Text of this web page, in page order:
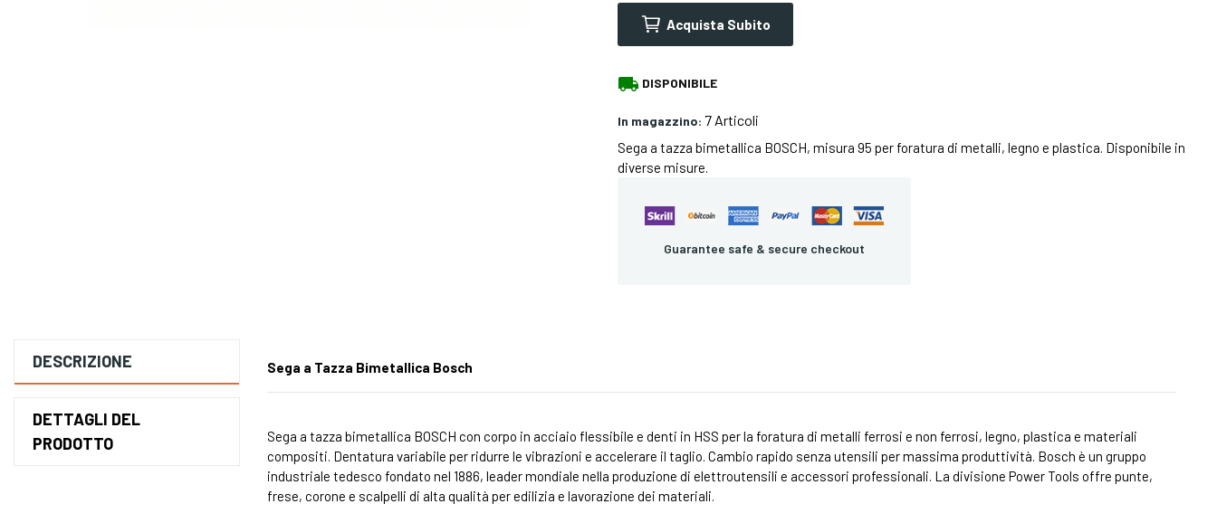
Acquista Subito
local_shipping DISPONIBILE
In magazzino: 7 Articoli
Sega a tazza bimetallica BOSCH, misura 95 per foratura di metalli, legno e plastica. Disponibile in
diverse misure.
Guarantee safe & secure checkout
DESCRIZIONE
DETTAGLI DEL
PRODOTTO
Sega a Tazza Bimetallica Bosch
Sega a tazza bimetallica BOSCH con corpo in acciaio flessibile e denti in HSS per la foratura di metalli ferrosi e non ferrosi, legno, plastica e materiali
compositi. Dentatura variabile per ridurre le vibrazioni e accelerare il taglio. Cambio rapido senza utensili per massima produttività. Bosch è un gruppo
industriale tedesco fondato nel 1886, leader mondiale nella produzione di elettroutensili e accessori professionali. La divisione Power Tools offre punte,
frese, corone e scalpelli di alta qualità per edilizia e lavorazione dei materiali.